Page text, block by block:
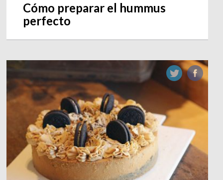
Cómo preparar el hummus
perfecto